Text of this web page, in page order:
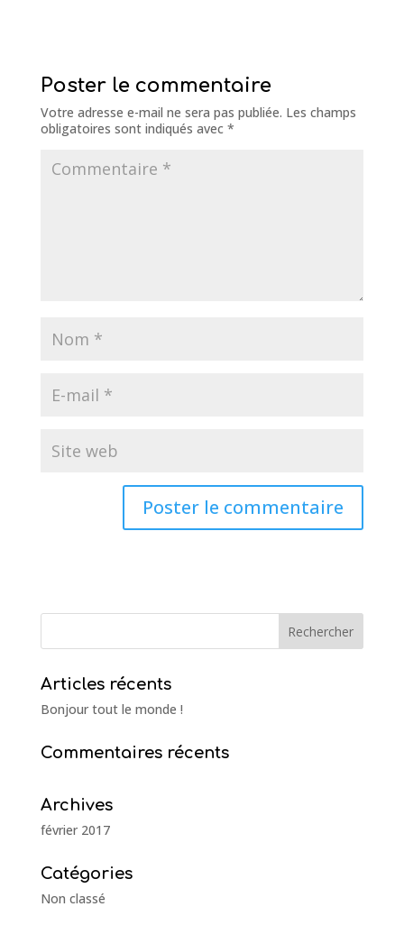
Poster le commentaire
Votre adresse e-mail ne sera pas publiée. Les champs
obligatoires sont indiqués avec *
Articles récents
Bonjour tout le monde !
Commentaires récents
Archives
février 2017
Catégories
Non classé